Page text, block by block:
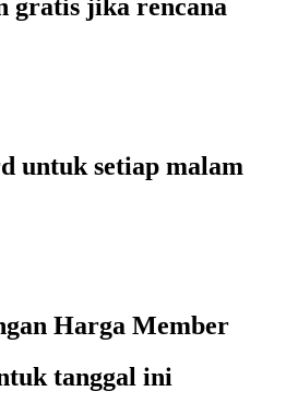
gratis jika rencana
untuk setiap malam
Harga Member
tanggal ini